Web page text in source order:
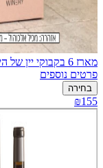
מארז 6 בקבוקי יין של היקב - כולל משלוח
פרטים נוספים
בחירה
₪155